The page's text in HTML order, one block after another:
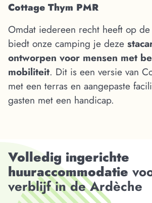
Cottage Thym PMR
Omdat iedereen recht heeft op de
biedt onze camping je deze
ontworpen voor mensen met
mobiliteit. Dit is een versie van
met een terras en aangepaste
gasten met een handicap.
Volledig ingerichte
huuraccommodatie
verblijf in de Ardèche